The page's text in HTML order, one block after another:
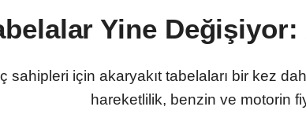
Yine Değişiyor:
sahipleri için akaryakıt tabelaları bir kez
hareketlilik, benzin ve motorin